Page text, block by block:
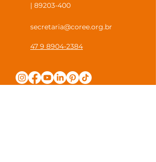
| 89203-400
secretaria@coree.org.br
47 9 8904-2384